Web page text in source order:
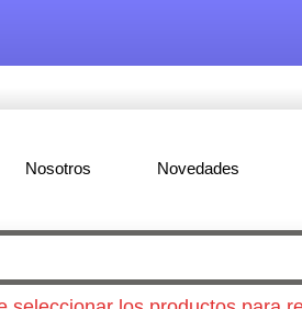
Nosotros Novedades